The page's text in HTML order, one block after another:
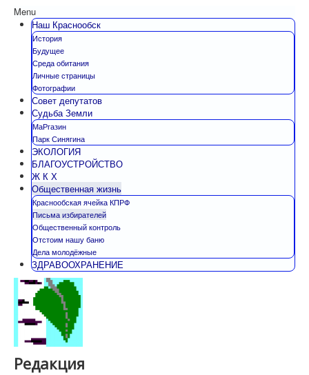
Menu
Наш Краснообск
История
Будущее
Среда обитания
Личные страницы
Фотографии
Совет депутатов
Судьба Земли
МаРгазин
Парк Синягина
ЭКОЛОГИЯ
БЛАГОУСТРОЙСТВО
Ж К Х
Общественная жизнь
Краснообская ячейка КПРФ
Письма избирателей
Общественный контроль
Отстоим нашу баню
Дела молодёжные
ЗДРАВООХРАНЕНИЕ
Редакция